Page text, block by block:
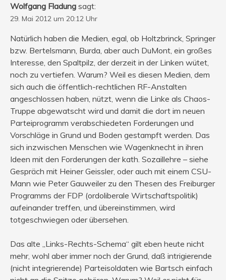
Wolfgang Fladung sagt:
29. Mai 2012 um 20:12 Uhr
Natürlich haben die Medien, egal, ob Holtzbrinck, Springer
bzw. Bertelsmann, Burda, aber auch DuMont, ein großes
Interesse, den Spaltpilz, der derzeit in der Linken wütet,
noch zu vertiefen. Warum? Weil es diesen Medien, dem
sich auch die öffentlich-rechtlichen RF-Anstalten
angeschlossen haben, nützt, wenn die Linke als Chaos-
Truppe abgewatscht wird und damit die dort im neuen
Parteiprogramm verabschiedeten Forderungen und
Vorschläge in Grund und Boden gestampft werden. Das
sich inzwischen Menschen wie Wagenknecht in ihren
Ideen mit den Forderungen der kath. Sozaillehre – siehe
Gespräch mit Heiner Geissler, oder auch mit einem CSU-
Mann wie Peter Gauweiler zu den Thesen des Freiburger
Programms der FDP (ordoliberale Wirtschaftspolitik)
aufeinander treffen, und übereinstimmen, wird
totgeschwiegen oder übersehen.
Das alte „Links-Rechts-Schema“ gilt eben heute nicht
mehr, wohl aber immer noch der Grund, daß intrigierende
(nicht integrierende) Parteisoldaten wie Bartsch einfach